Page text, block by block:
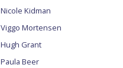
Nicole Kidman
Viggo Mortensen
Hugh Grant
Paula Beer